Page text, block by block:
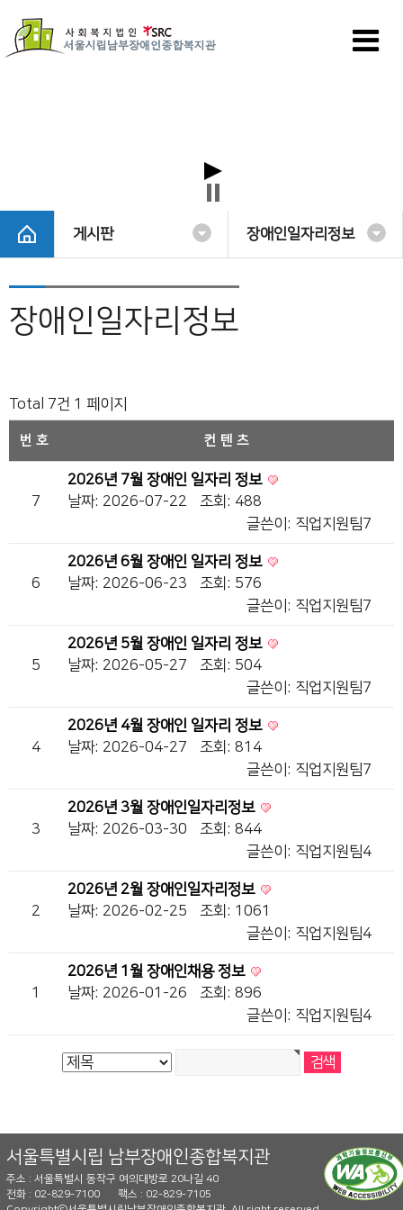
게시판 장애인일자리정보
장애인일자리정보
Total 7건 1 페이지
번호 컨텐츠
7
2026년 7월 장애인 일자리 정보
날짜: 2026-07-22
조회: 488
글쓴이: 직업지원팀7
6
2026년 6월 장애인 일자리 정보
날짜: 2026-06-23
조회: 576
글쓴이: 직업지원팀7
5
2026년 5월 장애인 일자리 정보
날짜: 2026-05-27
조회: 504
글쓴이: 직업지원팀7
4
2026년 4월 장애인 일자리 정보
날짜: 2026-04-27
조회: 814
글쓴이: 직업지원팀7
3
2026년 3월 장애인일자리정보
날짜: 2026-03-30
조회: 844
글쓴이: 직업지원팀4
2
2026년 2월 장애인일자리정보
날짜: 2026-02-25
조회: 1061
글쓴이: 직업지원팀4
1
2026년 1월 장애인채용 정보
날짜: 2026-01-26
조회: 896
글쓴이: 직업지원팀4
서울특별시립 남부장애인종합복지관
주소 : 서울특별시 동작구 여의대방로 20나길 40
전화 : 02-829-7100
팩스 : 02-829-7105